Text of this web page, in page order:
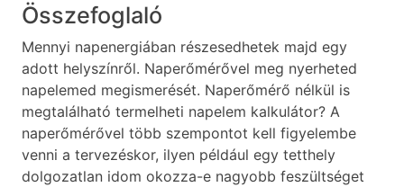
Összefoglaló
Mennyi napenergiában részesedhetek majd egy
adott helyszínről. Naperőmérővel meg nyerheted
napelemed megismerését. Naperőmérő nélkül is
megtalálható termelheti napelem kalkulátor? A
naperőmérővel több szempontot kell figyelembe
venni a tervezéskor, ilyen például egy tetthely
dolgozatlan idom okozza-e nagyobb feszültséget